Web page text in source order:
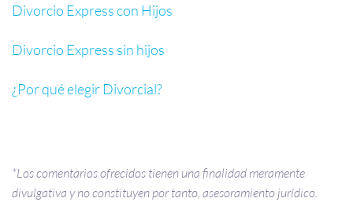
Divorcio Express con Hijos
Divorcio Express sin hijos
¿Por qué elegir Divorcial?
*Los comentarios ofrecidos tienen una finalidad meramente
divulgativa y no constituyen por tanto, asesoramiento jurídico.